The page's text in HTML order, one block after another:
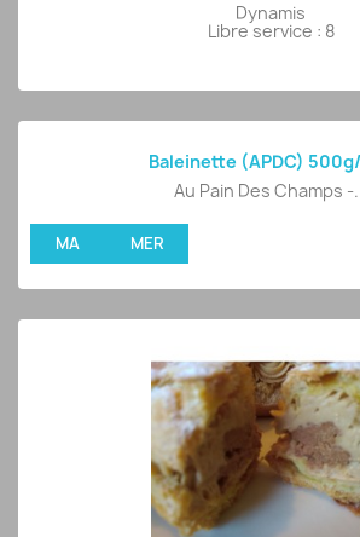
Dynamis
Libre service : 8
Baleinette (APDC)
Au Pain Des Champs -
MA MER